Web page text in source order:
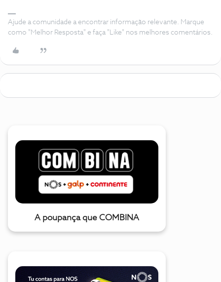
Ajude a comunidade a encontrar informação relevante. Marque
como "Melhor Resposta" e faça "Like" nos melhores comentários.
A poupança que COMBINA